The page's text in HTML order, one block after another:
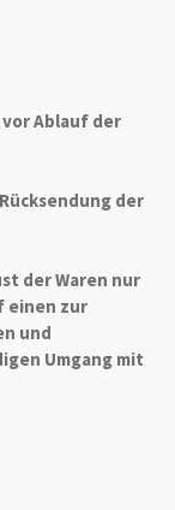
Ablauf der
der
der Waren nur
einen zur
und
Umgang mit